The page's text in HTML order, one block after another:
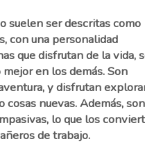
suelen ser descritas como
con una personalidad
que disfrutan de la vida,
en los demás. Son
y disfrutan
nuevas. Además, son
lo que los
de trabajo.